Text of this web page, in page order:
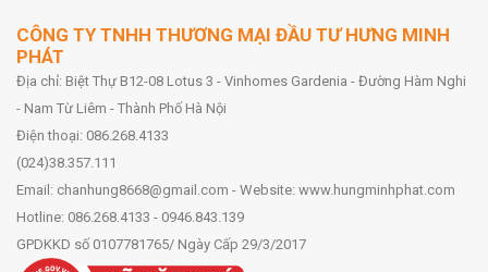
CÔNG TY TNHH THƯƠNG MẠI ĐẦU TƯ HƯNG MINH
PHÁT
Địa chỉ: Biệt Thự B12-08 Lotus 3 - Vinhomes Gardenia - Đường Hàm Nghi
- Nam Từ Liêm - Thành Phố Hà Nội
Điện thoại: 086.268.4133
(024)38.357.111
Email: chanhung8668@gmail.com - Website: www.hungminhphat.com
Hotline: 086.268.4133 - 0946.843.139
GPDKKD số 0107781765/ Ngày Cấp 29/3/2017